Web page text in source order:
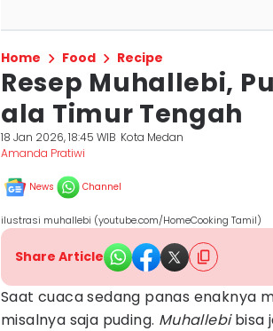
Home Food Recipe
Resep Muhallebi,
ala Timur Tengah
18 Jan 2026, 18:45 WIB Kota Medan
Amanda Pratiwi
News Channel
ilustrasi muhallebi (youtube.com/HomeCooking Tamil)
Share Article
Saat cuaca sedang panas enaknya
misalnya saja puding. Muhallebibisa